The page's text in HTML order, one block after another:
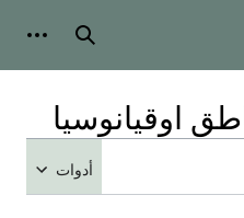
بحث
اوقيانوسيا
أدوات